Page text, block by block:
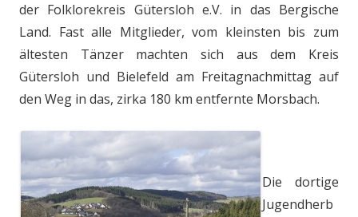
der Folklorekreis Gütersloh e.V. in das Bergische
Land. Fast alle Mitglieder, vom kleinsten bis zum
ältesten Tänzer machten sich aus dem Kreis
Gütersloh und Bielefeld am Freitagnachmittag auf
den Weg in das, zirka 180 km entfernte Morsbach.
Die dortige
Jugendherb